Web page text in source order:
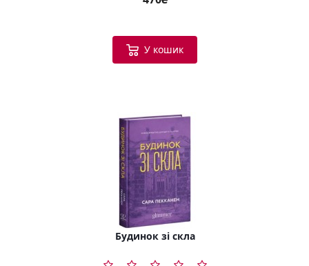
У кошик
Будинок зі скла